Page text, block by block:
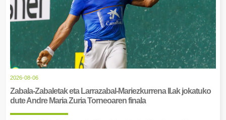
2026-08-06
Zabala-Zabaletak eta Larrazabal-Mariezkurrena II.ak jokatuko
dute Andre Maria Zuria Torneoaren finala